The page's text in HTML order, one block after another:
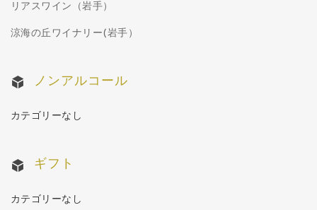
リアスワイン（岩手）
涼海の丘ワイナリー(岩手）
ノンアルコール
カテゴリーなし
ギフト
カテゴリーなし